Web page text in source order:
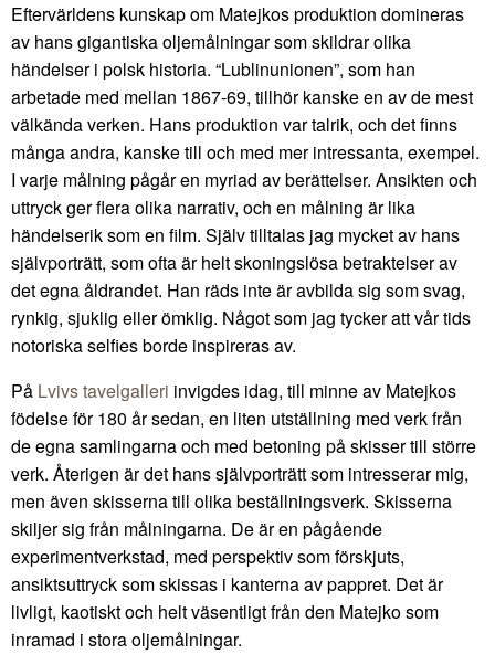
Eftervärldens kunskap om Matejkos produktion domineras
av hans gigantiska oljemålningar som skildrar olika
händelser i polsk historia. “Lublinunionen”, som han
arbetade med mellan 1867-69, tillhör kanske en av de mest
välkända verken. Hans produktion var talrik, och det finns
många andra, kanske till och med mer intressanta, exempel.
I varje målning pågår en myriad av berättelser. Ansikten och
uttryck ger flera olika narrativ, och en målning är lika
händelserik som en film. Själv tilltalas jag mycket av hans
självporträtt, som ofta är helt skoningslösa betraktelser av
det egna åldrandet. Han räds inte är avbilda sig som svag,
rynkig, sjuklig eller ömklig. Något som jag tycker att vår tids
notoriska selfies borde inspireras av.
På Lvivs tavelgalleri invigdes idag, till minne av Matejkos
födelse för 180 år sedan, en liten utställning med verk från
de egna samlingarna och med betoning på skisser till större
verk. Återigen är det hans självporträtt som intresserar mig,
men även skisserna till olika beställningsverk. Skisserna
skiljer sig från målningarna. De är en pågående
experimentverkstad, med perspektiv som förskjuts,
ansiktsuttryck som skissas i kanterna av pappret. Det är
livligt, kaotiskt och helt väsentligt från den Matejko som
inramad i stora oljemålningar.